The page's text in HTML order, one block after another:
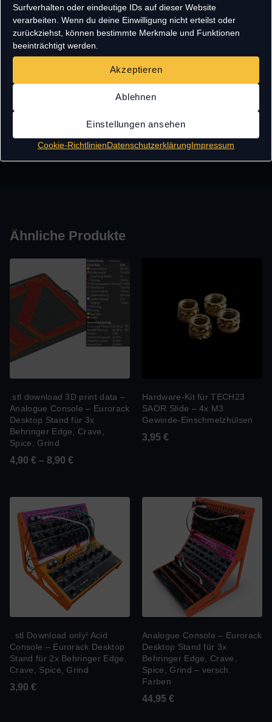
Surfverhalten oder eindeutige IDs auf dieser Website
verarbeiten. Wenn du deine Einwilligung nicht erteilst oder
zurückziehst, können bestimmte Merkmale und Funktionen
beeinträchtigt werden.
Akzeptieren
Ablehnen
Einstellungen ansehen
Cookie-RichtlinienDatenschutzerklärungImpressum
• STL-Dateien aller benötigten Komponenten
• Optimiert für FDM-3D-Druck
• Nutzungslizenz:Nur private Verwendung
Weitergabe oder kommerzielle Nutzung
Support
Ähnliche Produkte
.stl download 3D print data –
Analogue Console – Eurorack
Desktop Stand für 3x
Behringer Edge, Crave,
Spice, Grind
4,90 € – 8,90 €
Hardware-Kit für TECH23
SAOR Slide – 4x M3
Gewinde-Einschmelzhülsen
3,95 €
. stl Download only! Acid
Console – Eurorack Desktop
Stand für 2x Behringer Edge,
Crave, Spice, Grind
3,90 €
Analogue Console – Eurorack
Desktop Stand für 3x
Behringer Edge, Crave,
Spice, Grind – versch.
Farben
44,95 €